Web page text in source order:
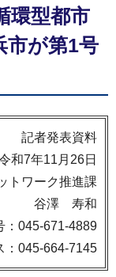
環型都市
が第1号
記者発表資料
和7年11月26日
トワーク推進課
谷澤 寿和
：045-671-4889
：045-664-7145